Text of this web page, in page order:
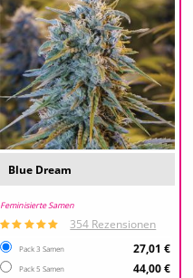
Blue Dream
Feminisierte Samen
354 Rezensionen
Pack 3 Samen 27,01 €
Pack 5 Samen 44,00 €